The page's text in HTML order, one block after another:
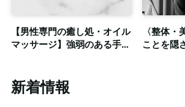
【男性専門の癒し処・オイル
マッサージ】強弱のある手技
〈整体
ことを隠
新着情報